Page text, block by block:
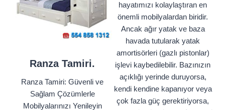
Ranza Tamiri.
Ranza Tamiri: Güvenli ve
Sağlam Çözümlerle
Mobilyalarınızı Yenileyin
hayatımızı kolaylaştıran en
önemli mobilyalardan biridir.
Ancak ağır yatak ve baza
havada tutularak yatak
amortisörleri (gazlı pistonlar)
işlevi kaybedilebilir. Bazınızın
açıklığı yerinde duruyorsa,
kendi kendine kapanıyor veya
çok fazla güç gerektiriyorsa,